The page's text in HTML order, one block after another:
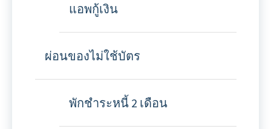
แอพกู้เงิน
ผ่อนของไม่ใช้บัตร
พักชำระหนี้ 2 เดือน